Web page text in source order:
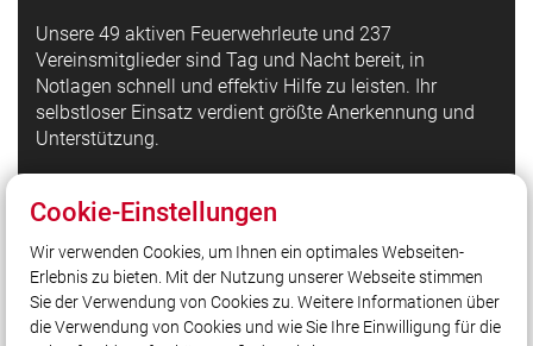
Unsere 49 aktiven Feuerwehrleute und 237
Vereinsmitglieder sind Tag und Nacht bereit, in
Notlagen schnell und effektiv Hilfe zu leisten. Ihr
selbstloser Einsatz verdient größte Anerkennung und
Unterstützung.
Quicklinks
LFV Bayern
Quicklink intern
@Feuerwehr_Schlicht_Instagram
Cookie-Einstellungen
Wir verwenden Cookies, um Ihnen ein optimales Webseiten-
Erlebnis zu bieten. Mit der Nutzung unserer Webseite stimmen
Sie der Verwendung von Cookies zu. Weitere Informationen über
die Verwendung von Cookies und wie Sie Ihre Einwilligung für die